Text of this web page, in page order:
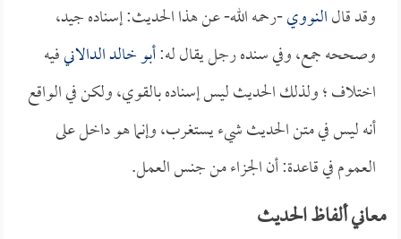
وقد قالالنووي-رحمه الله- عن هذا الحديث: إسناده جيد،
وصححه جمع، وفي سنده رجل يقال له:أبو خالد الدالانيفيه
اختلاف ؛ ولذلك الحديث ليس إسناده بالقوي، ولكن في الواقع
أنه ليس في متن الحديث شيء يستغرب، وإنما هو داخل على
العموم في قاعدة: أن الجزاء من جنس العمل.
معاني ألفاظ الحديث